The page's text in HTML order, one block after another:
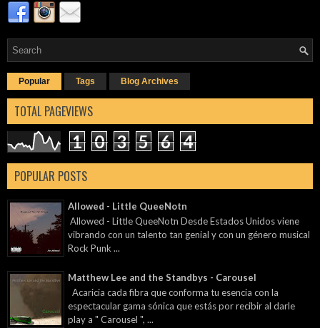
Popular Tags Blog Archives
TOTAL PAGEVIEWS
1 0 3 5 6 4
POPULAR POSTS
Allowed - Little QueeNotn
Allowed - Little QueeNotn Desde Estados Unidos viene
vibrando con un talento tan genial y con un género musical
Rock Punk ...
Matthew Lee and the Standbys - Carousel
Acaricia cada fibra que conforma tu esencia con la
espectacular gama sónica que estás por recibir al darle
play a " Carousel ", ...